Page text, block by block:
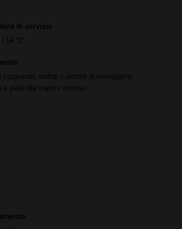
di servizio
14 °C.
stagionati, stufati e arrosti di selvaggina,
e piatti dal sapore intenso